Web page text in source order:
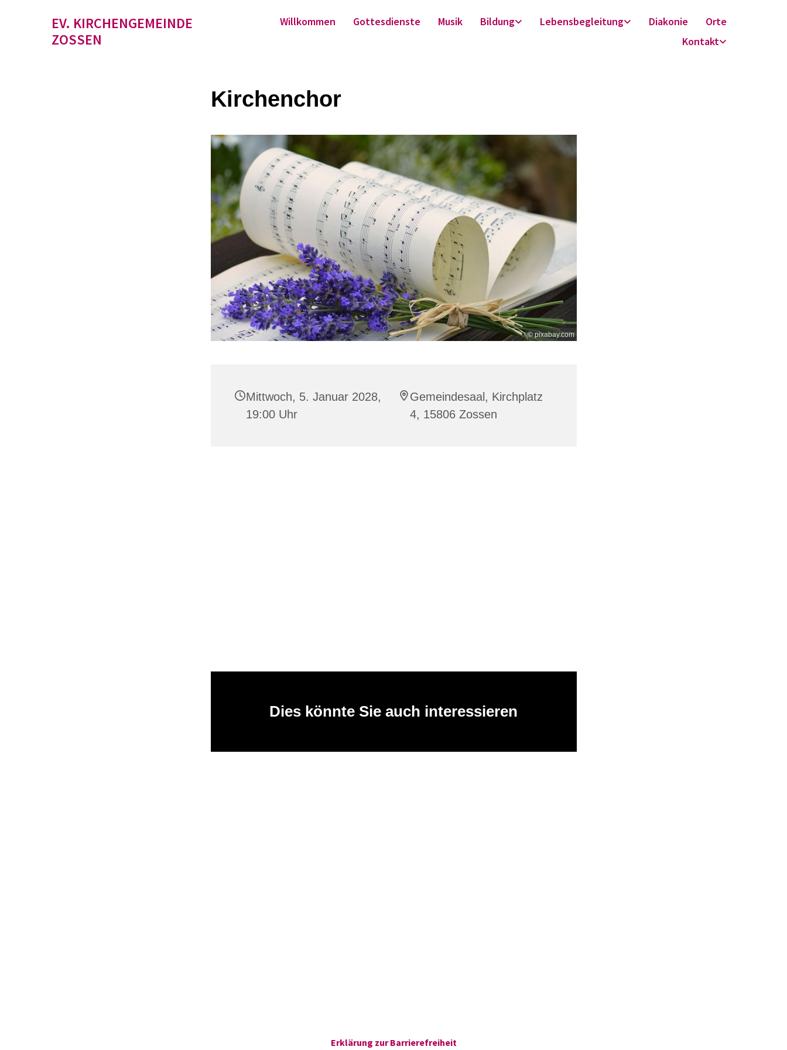
EV. KIRCHENGEMEINDE
ZOSSEN
Willkommen Gottesdienste Musik Bildung Lebensbegleitung Diakonie
Orte
Kontakt
Kirchenchor
© pixabay.com
Mittwoch, 5. Januar 2028,
19:00 Uhr
Gemeindesaal, Kirchplatz
4, 15806 Zossen
Dies könnte Sie auch interessieren
Erklärung zur Barrierefreiheit